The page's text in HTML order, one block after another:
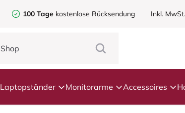
100 Tage kostenlose Rücksendung Inkl. MwSt.
Laptopständer Monitorarme Accessoires